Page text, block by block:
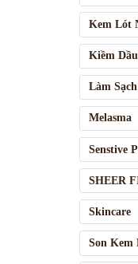
Kem Lót
Kiềm Dầu
Làm
Melasma
Senstive
SHEER
Skincare
Son Kem